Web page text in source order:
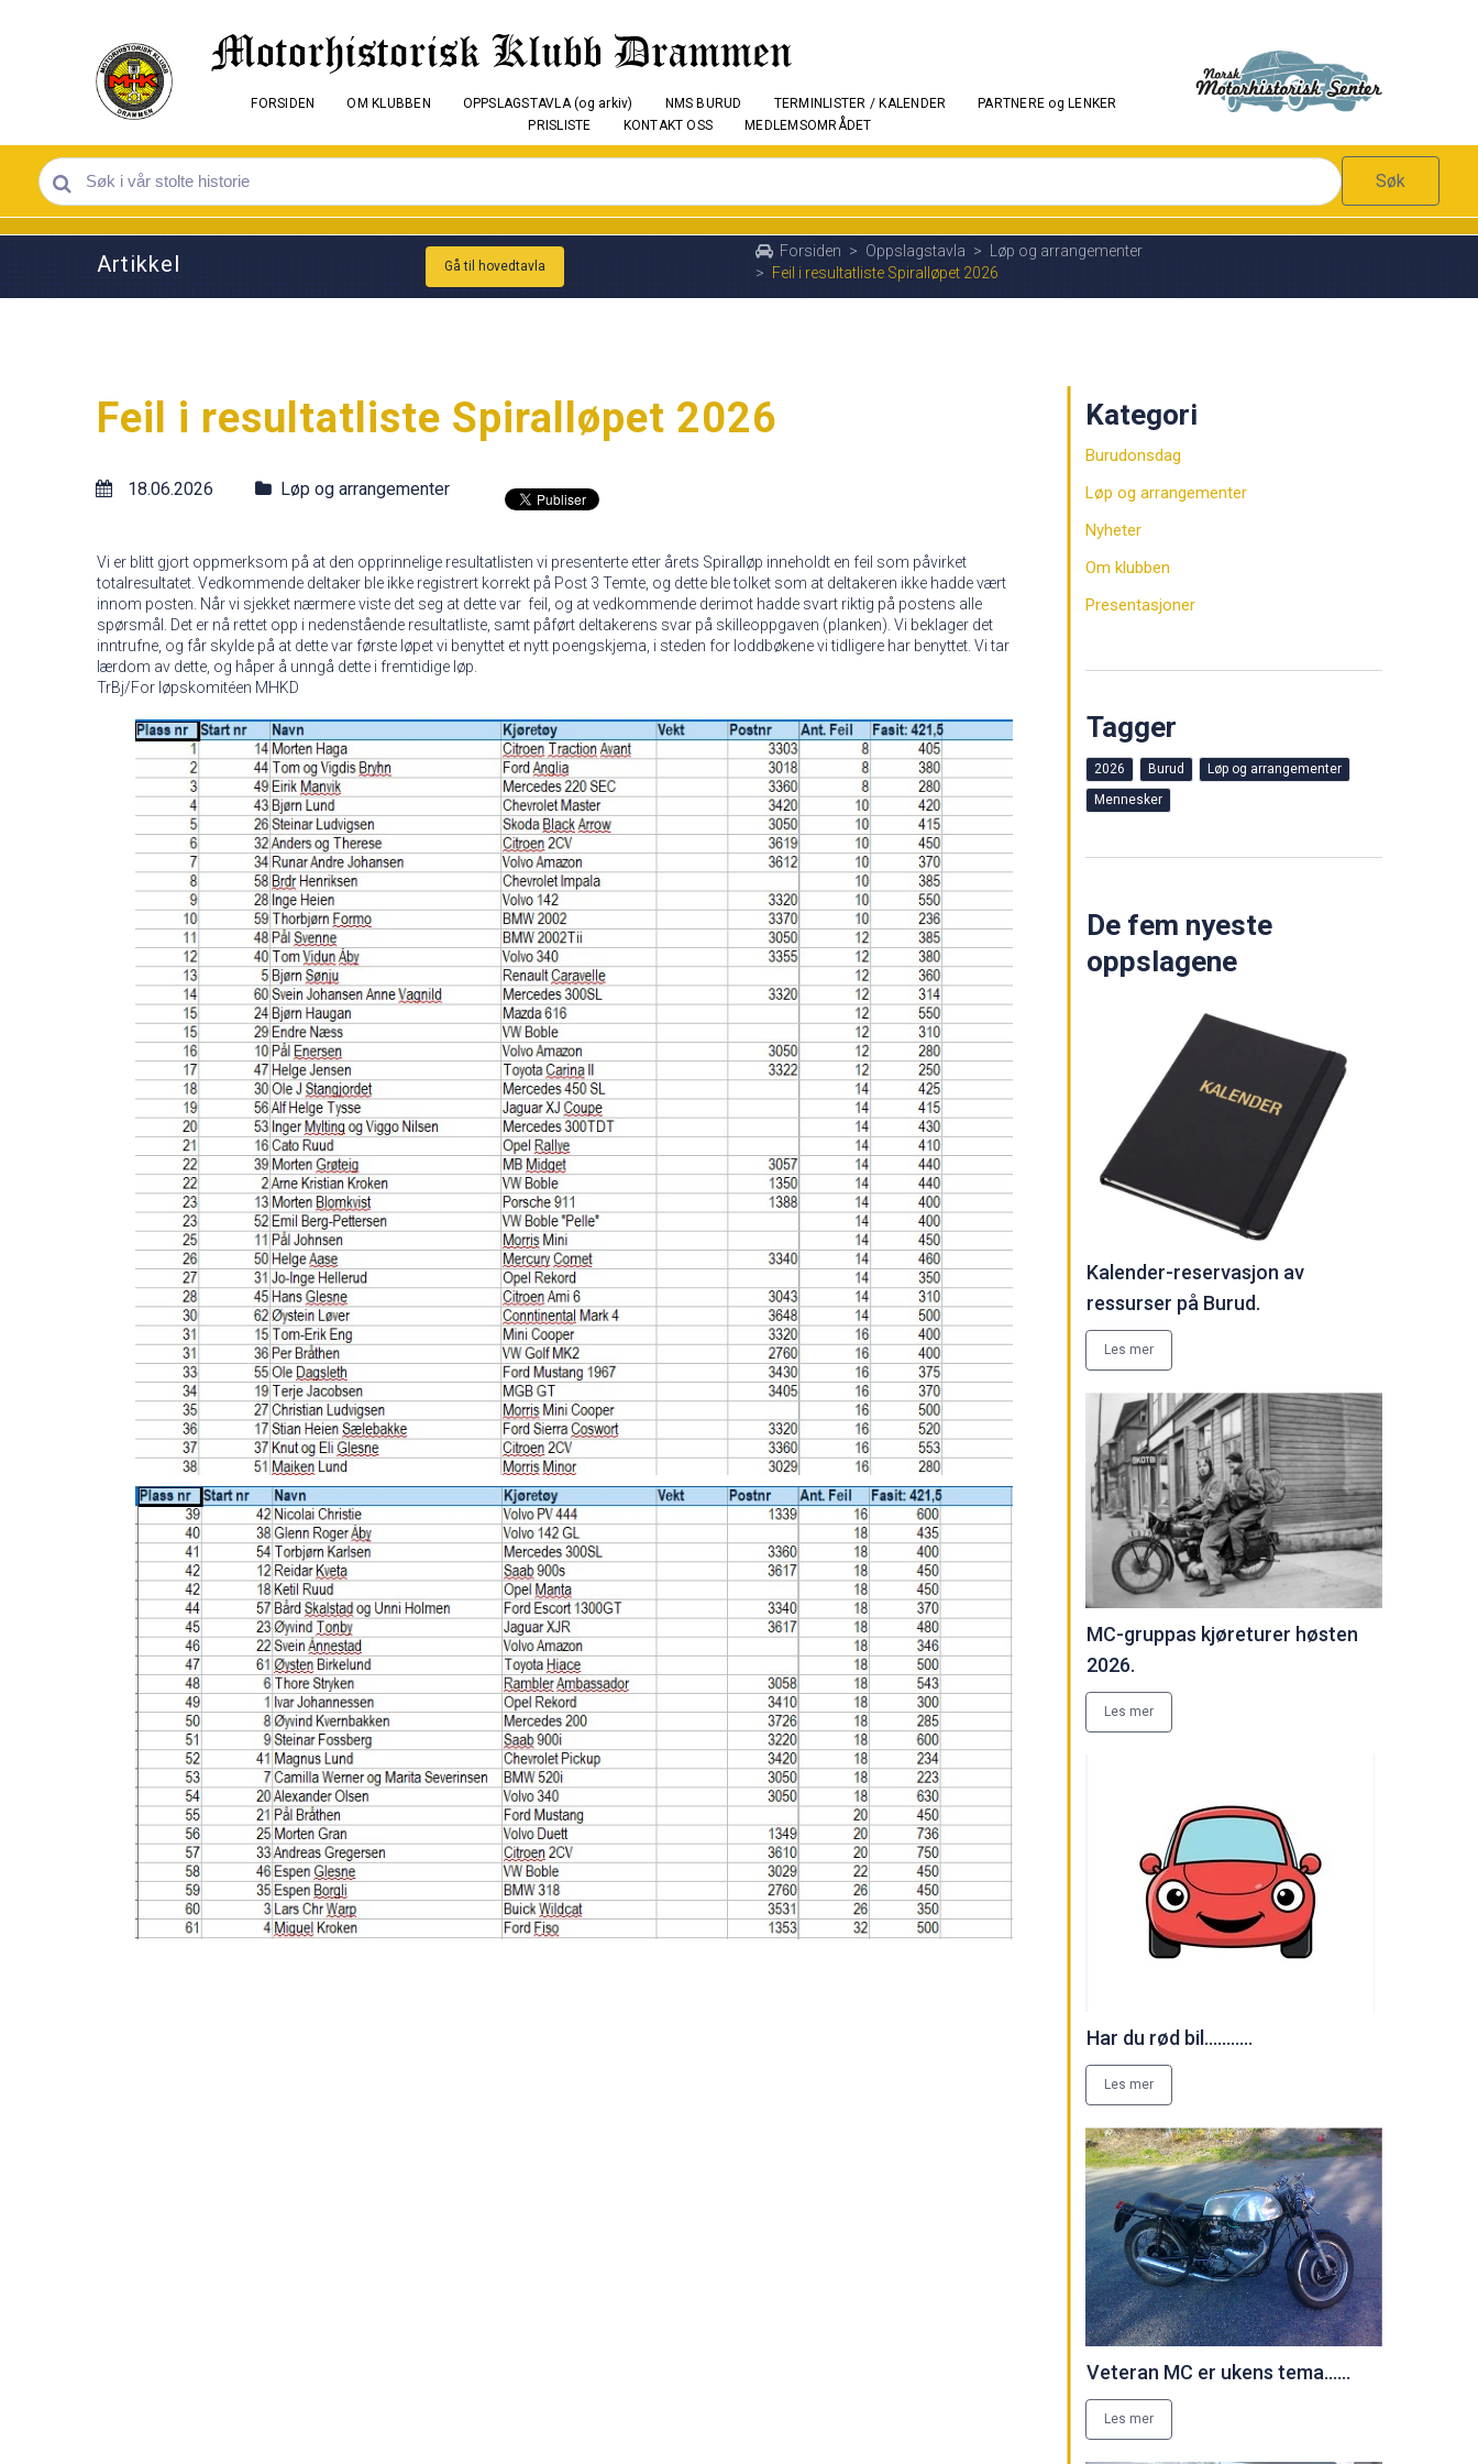
FORSIDEN OM KLUBBEN OPPSLAGSTAVLA (og arkiv) NMS BURUD TERMINLISTER / KALENDER
PARTNERE og LENKER
PRISLISTE
KONTAKT OSS MEDLEMSOMRÅDET
Søk
Artikkel Gå til hovedtavla
Forsiden > Oppslagstavla >
Løp og arrangementer
> Feil i resultatliste Spiralløpet 2026
Feil i resultatliste Spiralløpet 2026
18.06.2026 Løp og arrangementer
Vi er blitt gjort oppmerksom på at den opprinnelige resultatlisten vi presenterte etter årets Spiralløp inneholdt en feil som påvirket
totalresultatet. Vedkommende deltaker ble ikke registrert korrekt på Post 3 Temte, og dette ble tolket som at deltakeren ikke hadde vært
innom posten. Når vi sjekket nærmere viste det seg at dette var feil, og at vedkommende derimot hadde svart riktig på postens alle
spørsmål. Det er nå rettet opp i nedenstående resultatliste, samt påført deltakerens svar på skilleoppgaven (planken). Vi beklager det
inntrufne, og får skylde på at dette var første løpet vi benyttet et nytt poengskjema, i steden for loddbøkene vi tidligere har benyttet. Vi tar
lærdom av dette, og håper å unngå dette i fremtidige løp.
TrBj/For løpskomitéen MHKD
Kategori
Burudonsdag
Løp og arrangementer
Nyheter
Om klubben
Presentasjoner
Tagger
2026 Burud
Løp og arrangementer
Mennesker
De fem nyeste
oppslagene
Kalender-reservasjon av
ressurser på Burud.
Les mer
MC-gruppas kjøreturer høsten
2026.
Les mer
Har du rød bil...........
Les mer
Veteran MC er ukens tema......
Les mer